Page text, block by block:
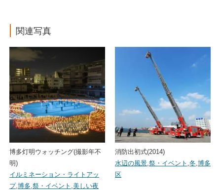
関連写真
博多灯明ウォッチング(撮影年不
明)
イルミネーション・ライトアッ
プ,博多,祭・イベント ,美しい夜
消防出初式(2014)
水辺の風景,祭・イベント ,冬,博多
区